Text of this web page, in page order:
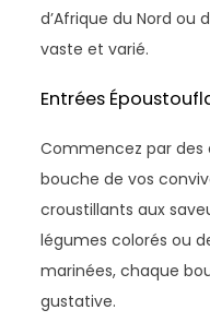
d’Afrique du Nord ou
vaste et varié.
Entrées
Commencez par des
bouche de vos
croustillants aux
légumes colorés ou
marinées, chaque
gustative.